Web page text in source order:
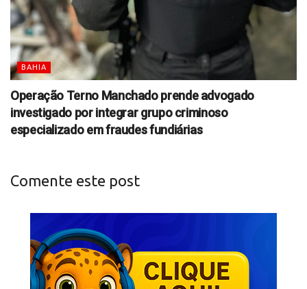
BAHIA
Operação Terno Manchado prende advogado
investigado por integrar grupo criminoso
especializado em fraudes fundiárias
Comente este post